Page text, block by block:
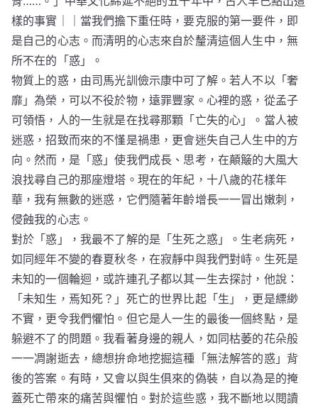
樣的事實｜｜當我們擔下重任時，要克服的第一要件，即
是自己的心志。而清明的心志來自於釐清這個人生中，無
所不在的「惑」。
物質上的惑，由司馬光訓儉示康中可了解。若人不以「奢
靡」為榮，可以不役於物，遠罪豐家。心裡的惑，從孟子
可領悟，人的一生就是在找尋那顆「亡失的心」。當人被
迷惑，招致而來的不慬是禍患，更會迷失自己人生中的方
向。然而，是「惑」使我們成長、思考，在顛簸的大風大
浪找尋自己的那座燈塔。現在的年紀，十八歲的花樣年
華，我有無數的迷惑，它們隨著年齡增長一一冒出嫩刺，
侵蝕我的心志。
對於「惑」，我最不了解的是「生死之惑」。生老病死，
如同經年不變的春夏秋冬，在寂靜中與我們對峙。生死是
未知的一個輪迴，或許連孔子都以其一生去探討，他說：
「未知生，焉知死？」死亡的世界比起「生」，更是縹緲
不實，更令我們懼怕。但它是人一生的最後一個終點，是
躲避不了的問題。我看著身邊的親人，如同枯萎的花朵般
一一凋謝逝去，總想拚命地挖掘這種「無法解答的惑」背
後的答案。有時，又會以與生俱來的偽裝，自以為是的掩
蓋死亡帶來的痛苦與懼怕。對於這些惑，我不斷地以閱讀